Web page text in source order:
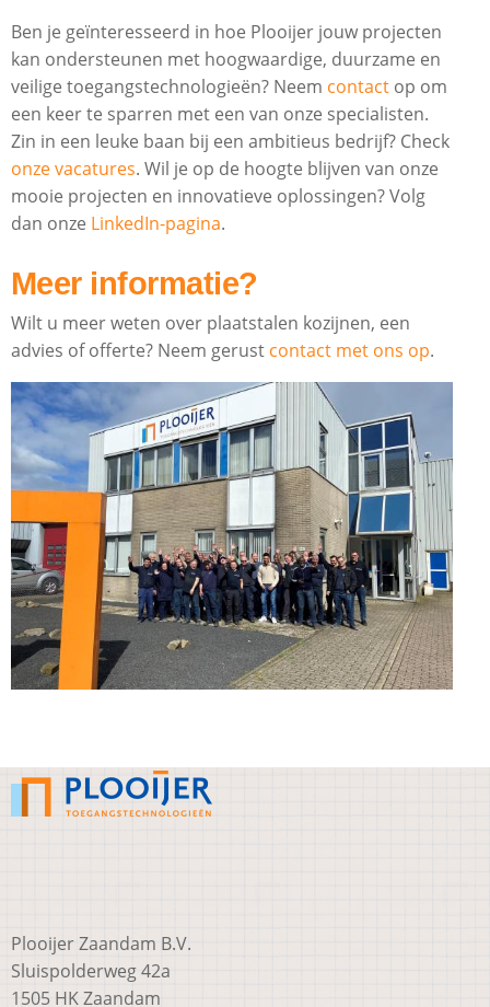
Ben je geïnteresseerd in hoe Plooijer jouw projecten
kan ondersteunen met hoogwaardige, duurzame en
veilige toegangstechnologieën? Neem contact op om
een keer te sparren met een van onze specialisten.
Zin in een leuke baan bij een ambitieus bedrijf? Check
onze vacatures. Wil je op de hoogte blijven van onze
mooie projecten en innovatieve oplossingen? Volg
dan onze LinkedIn-pagina.
Meer informatie?
Wilt u meer weten over plaatstalen kozijnen, een
advies of offerte? Neem gerust contact met ons op.
Plooijer Zaandam B.V.
Sluispolderweg 42a
1505 HK Zaandam